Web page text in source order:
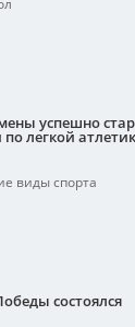
успешно
легкой
виды спорта
состоялся